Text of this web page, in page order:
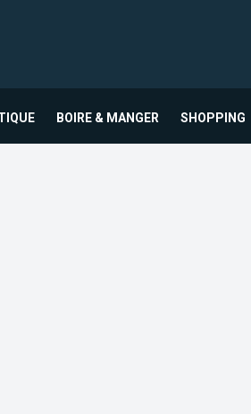
BOIRE & MANGER SHOPPING